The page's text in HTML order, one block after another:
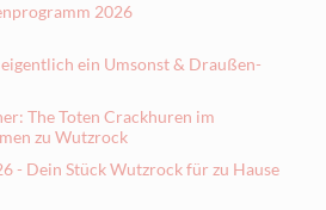
2026
ein Umsonst & Draußen-
The Toten Crackhuren im
zu Wutzrock
- Dein Stück Wutzrock für zu Hause